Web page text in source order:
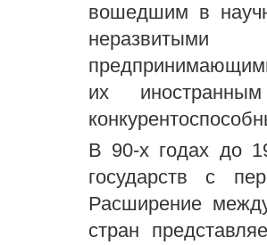
вошедшим в
их
В 90-х годах до
государств с
Расширение
стран